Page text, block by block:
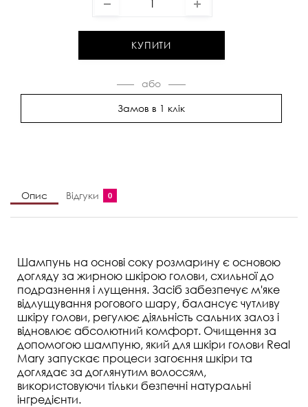
КУПИТИ
Замов в 1 клік
Опис Відгуки 0
Шампунь на основі соку розмарину є основою
догляду за жирною шкірою голови, схильної до
подразнення і лущення. Засіб забезпечує м'яке
відлущування рогового шару, балансує чутливу
шкіру голови, регулює діяльність сальних залоз і
відновлює абсолютний комфорт. Очищення за
допомогою шампуню, який для шкіри голови Real
Mary запускає процеси загоєння шкіри та
доглядає за доглянутим волоссям,
використовуючи тільки безпечні натуральні
інгредієнти.